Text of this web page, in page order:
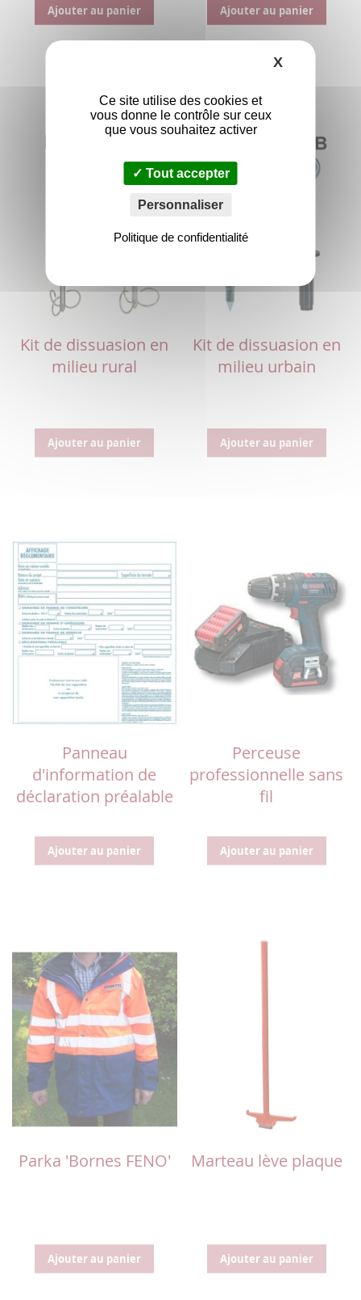
Ajouter au panier Ajouter au panier
Kit de dissuasion en
milieu rural
Ajouter au panier
Kit de dissuasion en
milieu urbain
Ajouter au panier
Panneau
d'information de
déclaration préalable
Ajouter au panier
Perceuse
professionnelle sans
fil
Ajouter au panier
Parka 'Bornes FENO'
Ajouter au panier
Marteau lève plaque
Ajouter au panier
Ce site utilise des cookies et
vous donne le contrôle sur ceux
que vous souhaitez activer
Tout accepter
Personnaliser
Politique de confidentialité
XMasquer